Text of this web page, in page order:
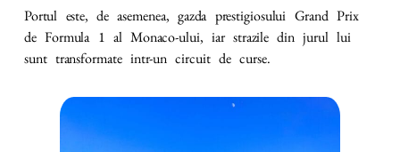
Portul este, de asemenea, gazda prestigiosului Grand Prix
de Formula 1 al Monaco-ului, iar strazile din jurul lui
sunt transformate intr-un circuit de curse.